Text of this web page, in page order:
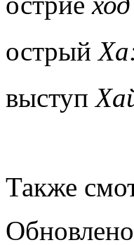
острый
выступ
Также